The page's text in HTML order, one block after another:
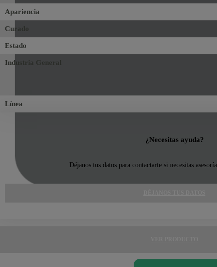
Apariencia
Curado
Estado
Industria General
Línea
¿Necesitas ayuda?
Déjanos tus datos para contactarte si necesitas